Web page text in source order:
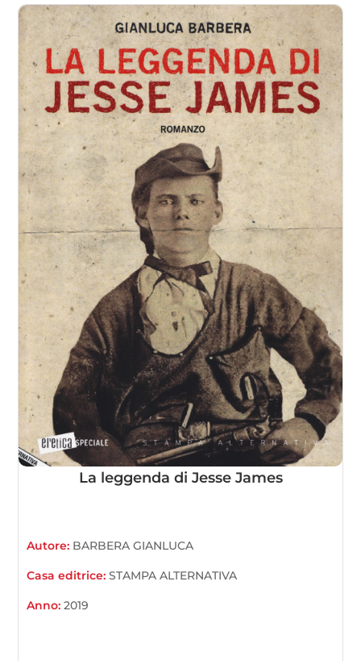
La leggenda di Jesse James
Autore: BARBERA GIANLUCA
Casa editrice:STAMPA ALTERNATIVA
Anno:2019